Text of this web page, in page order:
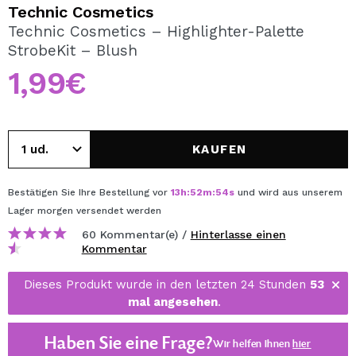
REGISTRIEREN
Durch die Erstellung eines Kontos bei Maquillalia.de
können Sie Ihre Einkäufe schnell tätigen, den Status Ihrer
Bestellungen überprüfen und Ihre bisherigen Vorgänge
einsehen.
BENUTZERKONTO ERSTELLEN
Technic Cosmetics
Technic Cosmetics – Highlighter-Palette
StrobeKit – Blush
1,99€
KAUFEN
Bestätigen Sie Ihre Bestellung vor 13h:52m:54s und wird aus unserem
Lager morgen versendet werden
60 Kommentar(e) / Hinterlasse einen
Kommentar
Dieses Produkt wurde in den letzten 24 Stunden 53
mal angesehen.
Haben Sie eine Frage?Wir helfen Ihnenhier